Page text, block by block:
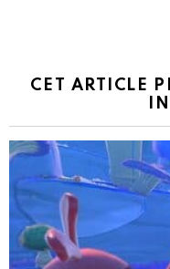
CET ARTICLE